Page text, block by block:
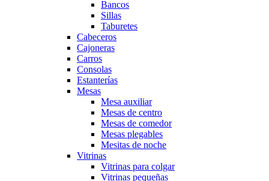
Bancos
Sillas
Taburetes
Cabeceros
Cajoneras
Carros
Consolas
Estanterías
Mesas
Mesa auxiliar
Mesas de centro
Mesas de comedor
Mesas plegables
Mesitas de noche
Vitrinas
Vitrinas para colgar
Vitrinas pequeñas